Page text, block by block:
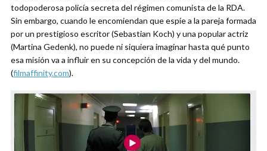
todopoderosa policía secreta del régimen comunista de la RDA.
Sin embargo, cuando le encomiendan que espíe a la pareja formada
por un prestigioso escritor (Sebastian Koch) y una popular actriz
(Martina Gedenk), no puede ni siquiera imaginar hasta qué punto
esa misión va a influir en su concepción de la vida y del mundo.
(filmaffinity.com).